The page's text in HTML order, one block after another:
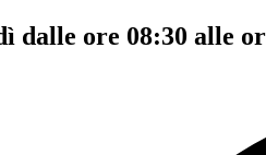
ore 08:30 alle